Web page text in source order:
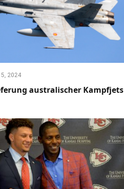
5, 2024
australischer Kampfjets